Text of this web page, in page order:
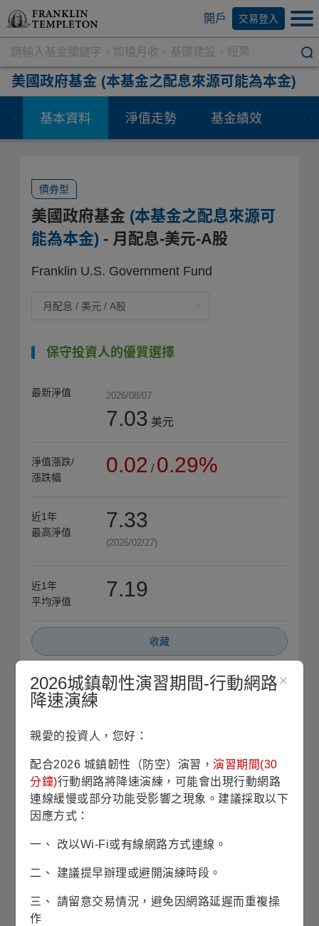
開戶 交易登入
美國政府基金 (本基金之配息來源可能為本金)
基本資料 淨值走勢 基金績效 資
債券型
美國政府基金 (本基金之配息來源可
能為本金) - 月配息-美元-A股
Franklin U.S. Government Fund
保守投資人的優質選擇
最新淨值 2026/08/07
7.03 美元
淨值漲跌/
漲跌幅
0.02 / 0.29%
近1年
最高淨值
7.33
(2026/02/27)
近1年
平均淨值
7.19
收藏
單筆申購
銷售機構查詢
基本資料
基金成立日
股份/級別發行日
基金規模
2026城鎮韌性演習期間-行動網路
降速演練
親愛的投資人，您好：
配合2026 城鎮韌性（防空）演習，演習期間(30
分鐘)行動網路將降速演練，可能會出現行動網路
連線緩慢或部分功能受影響之現象。建議採取以下
因應方式：
一、 改以Wi-Fi或有線網路方式連線。
二、 建議提早辦理或避開演練時段。
三、 請留意交易情況，避免因網路延遲而重複操
作